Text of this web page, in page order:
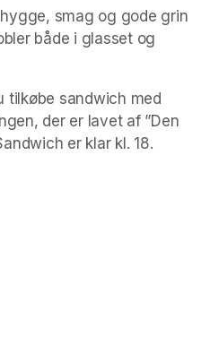
smag og gode grin
både i glasset og
tilkøbe sandwich med
der er lavet af ”Den
er klar kl. 18.